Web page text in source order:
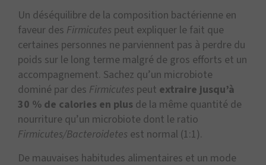
Un déséquilibre de la composition bactérienne en
faveur des Firmicutes peut expliquer le fait que
certaines personnes ne parviennent pas à perdre du
poids sur le long terme malgré de gros efforts et un
accompagnement. Sachez qu’un microbiote
dominé par des Firmicutes peut extraire jusqu’à
30 % de calories en plus de la même quantité de
nourriture qu’un microbiote dont le ratio
Firmicutes/Bacteroidetes est normal (1:1).
De mauvaises habitudes alimentaires et un mode